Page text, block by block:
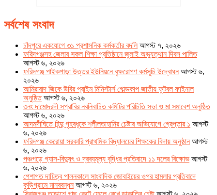
সর্বশেষ সংবাদ
চাঁদপুরে একযোগে ৩১ প্রশাসনিক কর্মকর্তার বদলি আগস্ট ৭, ২০২৬
ফরিদগঞ্জসহ জেলার সকল শিক্ষা প্রতিষ্ঠানে জুলাই অভ্যুত্থান দিবস পালিত
আগস্ট ৬, ২০২৬
ফরিদগঞ্জ পাইকপাড়া উত্তর ইউনিয়নে বৃক্ষরোপণ কর্মসূচি উদ্বোধন আগস্ট ৬,
২০২৬
আমিরাবাদ জিকে উবির প্রাইম মিনিস্টার্স গোল্ডকাপ জাতীয় ফুটবল ফাইনাল
অনুষ্ঠিত আগস্ট ৬, ২০২৬
৩নং দামোদরদী সপ্রাবির নবনিবাচিত কমিটির পরিচিতি সভা ও মা সমাবেশ অনুষ্ঠিত
আগস্ট ৬, ২০২৬
আদমদীঘিতে হিন্দু গৃহবধূকে শ্লীলতাহানির চেষ্টার অভিযোগে গ্রেপ্তার ১ আগস্ট
৬, ২০২৬
ফরিদগঞ্জ কেরোয়া সরকারি প্রাথমিক বিদ্যালয়ের শিক্ষকের বিদায় অনুষ্ঠান আগস্ট
৬, ২০২৬
পঞ্চগড়ে গ্যাস-বিদ্যুৎ ও দ্রব্যমূল্য বৃদ্ধির প্রতিবাদে ১১ দলের বিক্ষোভ আগস্ট
৬, ২০২৬
পেশাগত দায়িত্ব পালনকালে সাংবাদিক জোবাইয়ের ওপর হামলার প্রতিবাদে
কুড়িগ্রামে মানববন্ধন আগস্ট ৬, ২০২৬